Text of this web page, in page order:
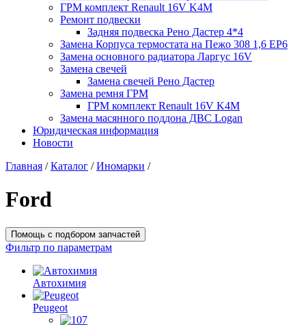
ГРМ комплект Renault 16V K4M
Ремонт подвески
Задняя подвеска Рено Дастер 4*4
Замена Корпуса термостата на Пежо 308 1,6 EP6
Замена основного радиатора Ларгус 16V
Замена свечей
Замена свечей Рено Дастер
Замена ремня ГРМ
ГРМ комплект Renault 16V K4M
Замена масянного поддона ДВС Logan
Юридическая информация
Новости
Главная / Каталог / Иномарки /
Ford
Помощь с подбором запчастей
Фильтр по параметрам
Автохимия
Peugeot